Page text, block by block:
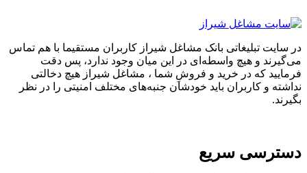
در سایت تبلیغاتی بانک مشاغل شیراز کاربران مستقیما با هم تماس
می‌گیرند و هیچ واسطه‌ای در این میان وجود ندارد، پس دقت
فرمایید که در خرید و فروشِ شما ، مشاغل شیراز هیچ دخالتی
نداشته و کاربران باید خودشان جنبه‌های مختلف امنیتی را در نظر
بگیرند.
دسترسی سریع